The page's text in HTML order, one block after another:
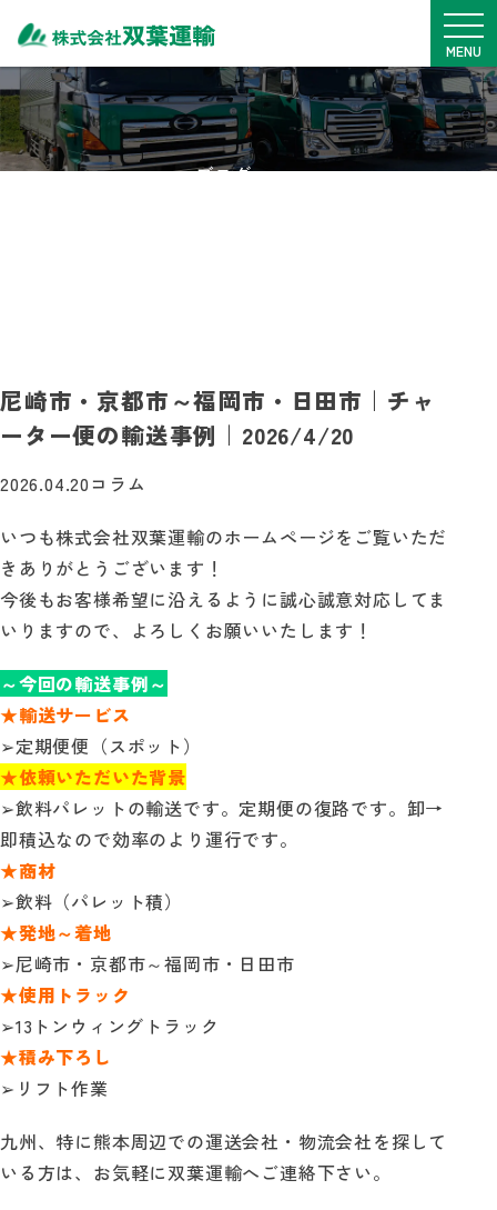
メニ
MENU
TOP
サービス内容
0968-76-1775
月~金
自動見積り
お問い合わせ
ブログ
尼崎市・京都市～福岡市・日田市｜チャ
ーター便の輸送事例｜2026/4/20
2026.04.20コラム
いつも株式会社双葉運輸のホームページをご覧いただ
きありがとうございます！
今後もお客様希望に沿えるように誠心誠意対応してま
いりますので、よろしくお願いいたします！
～今回の輸送事例～
★輸送サービス
➢定期便便（スポット）
★依頼いただいた背景
➢飲料パレットの輸送です。定期便の復路です。卸→
即積込なので効率のより運行です。
★商材
➢飲料（パレット積）
★発地～着地
➢尼崎市・京都市～福岡市・日田市
★使用トラック
➢13トンウィングトラック
★積み下ろし
➢リフト作業
九州、特に熊本周辺での運送会社・物流会社を探して
いる方は、お気軽に双葉運輸へご連絡下さい。